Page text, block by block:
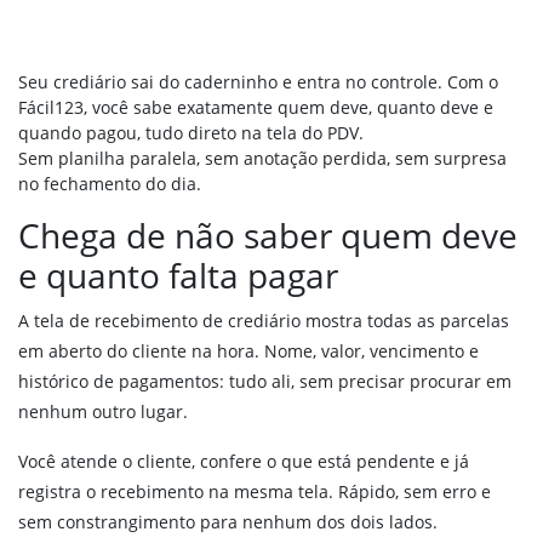
Vendas Externas
Força de vendas
Validações em vendas
MDF-e
Financeiro
Boleto bancário
Pix
Régua de cobrança
Fluxo de caixa
Conciliação Bancária
DRE Gerencial
Seu crediário sai do caderninho e entra no controle. Com o
Fácil123, você sabe exatamente quem deve, quanto deve e
quando pagou, tudo direto na tela do PDV.
Sem planilha paralela, sem anotação perdida, sem surpresa
no fechamento do dia.
Chega de não saber quem deve
e quanto falta pagar
A tela de recebimento de crediário mostra todas as parcelas
em aberto do cliente na hora. Nome, valor, vencimento e
histórico de pagamentos: tudo ali, sem precisar procurar em
nenhum outro lugar.
Você atende o cliente, confere o que está pendente e já
registra o recebimento na mesma tela. Rápido, sem erro e
sem constrangimento para nenhum dos dois lados.